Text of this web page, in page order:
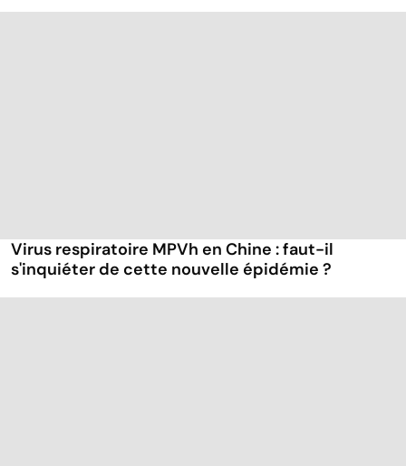
Virus respiratoire MPVh en Chine : faut-il
s'inquiéter de cette nouvelle épidémie ?